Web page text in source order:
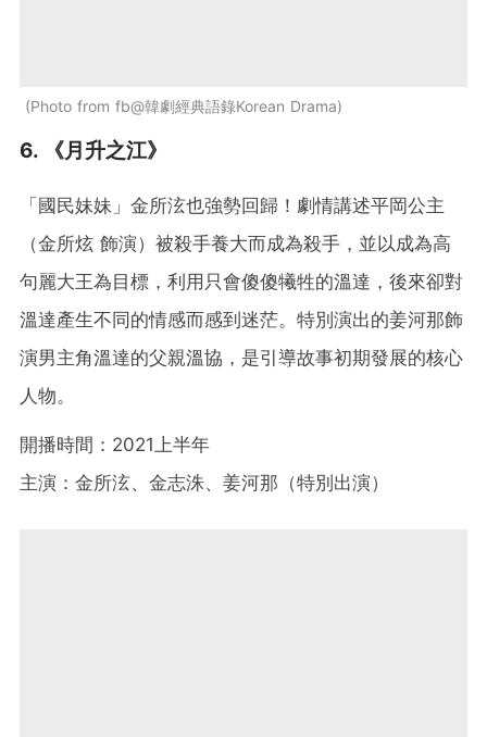
Photo from fb@韓劇經典語錄Korean Drama
6. 《月升之江》
「國民妹妹」金所泫也強勢回歸！劇情講述平岡公主
（金所炫 飾演）被殺手養大而成為殺手，並以成為高
句麗大王為目標，利用只會傻傻犧牲的溫達，後來卻對
溫達產生不同的情感而感到迷茫。特別演出的姜河那飾
演男主角溫達的父親溫協，是引導故事初期發展的核心
人物。
開播時間：2021上半年
主演：金所泫、金志洙、姜河那（特別出演）